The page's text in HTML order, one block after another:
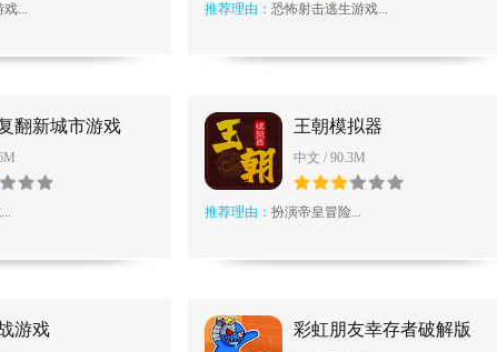
戏... 推荐理由： 恐怖射击逃生游戏...
翻新城市游戏 王朝模拟器
中文 / 90.3M
推荐理由： 扮演帝皇冒险...
游戏 彩虹朋友幸存者破解版